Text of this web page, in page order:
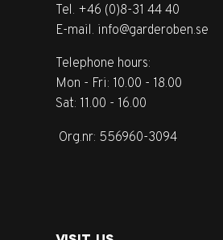
Tel. +46 (0)8-31 44 40
E-mail. info@garderoben.se
Telephone hours:
Mon - Fri: 10.00 - 18.00
Sat: 11.00 - 16.00
Org.nr: 556960-3094